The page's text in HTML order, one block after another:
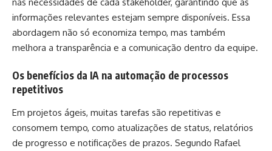
informações relevantes estejam sempre disponíveis. Essa
abordagem não só economiza tempo, mas também
melhora a transparência e a comunicação dentro da equipe.
Os benefícios da IA na automação de processos
repetitivos
Em projetos ágeis, muitas tarefas são repetitivas e
consomem tempo, como atualizações de status, relatórios
de progresso e notificações de prazos. Segundo Rafael